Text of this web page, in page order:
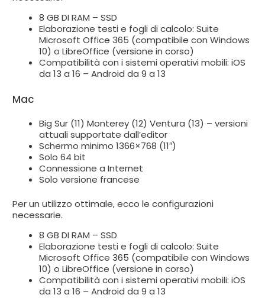
8 GB DI RAM – SSD
Elaborazione testi e fogli di calcolo: Suite
Microsoft Office 365 (compatibile con Windows
10) o LibreOffice (versione in corso)
Compatibilità con i sistemi operativi mobili: iOS
da 13 a 16 – Android da 9 a 13
Mac
Big Sur (11) Monterey (12) Ventura (13) – versioni
attuali supportate dall’editor
Schermo minimo 1366×768 (11″)
Solo 64 bit
Connessione a Internet
Solo versione francese
Per un utilizzo ottimale, ecco le configurazioni
necessarie.
8 GB DI RAM – SSD
Elaborazione testi e fogli di calcolo: Suite
Microsoft Office 365 (compatibile con Windows
10) o LibreOffice (versione in corso)
Compatibilità con i sistemi operativi mobili: iOS
da 13 a 16 – Android da 9 a 13